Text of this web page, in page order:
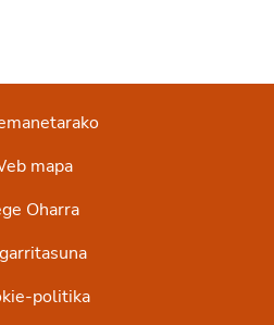
mapa
Oharra
politika